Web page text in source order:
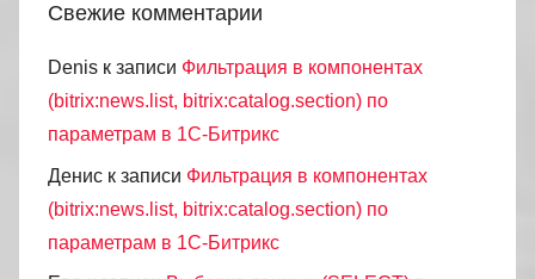
Свежие комментарии
Denis к записи Фильтрация в компонентах
(bitrix:news.list, bitrix:catalog.section) по
параметрам в 1С-Битрикс
Денис к записи Фильтрация в компонентах
(bitrix:news.list, bitrix:catalog.section) по
параметрам в 1С-Битрикс